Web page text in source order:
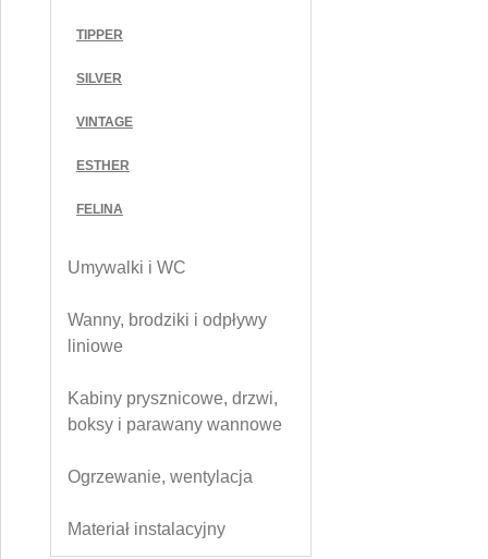
TIPPER
SILVER
VINTAGE
ESTHER
FELINA
Umywalki i WC
Wanny, brodziki i odpływy
liniowe
Kabiny prysznicowe, drzwi,
boksy i parawany wannowe
Ogrzewanie, wentylacja
Materiał instalacyjny